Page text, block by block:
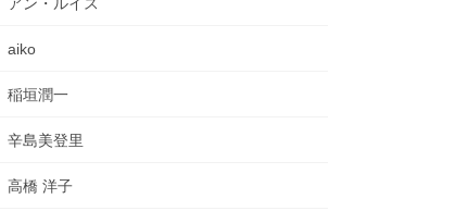
aiko
稲垣潤一
辛島美登里
高橋 洋子